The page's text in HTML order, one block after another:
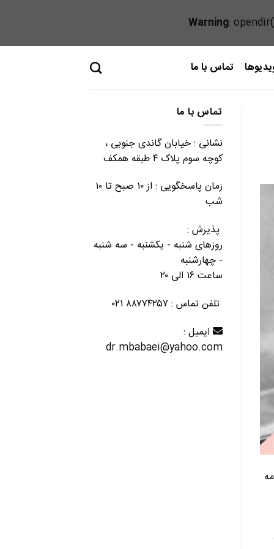
Warning:
تماس با ما
تماس با ما
نشانی : خیابان گاندی جنوبی ،
کوچه سوم پلاک ۴ طبقه همکف
زمان پاسخگویی : از ۱۰ صبح تا ۱۰
شب
پذیرش :
روزهای شنبه - یکشنبه - سه شنبه
- چهارشنبه
ساعت ۱۶ الی ۲۰
تلفن تماس : ۸۸۷۷۴۲۵۷ ۰۲۱
ایمیل :
dr.mbabaei@yahoo.com